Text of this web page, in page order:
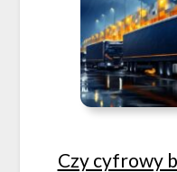
Czy cyfrowy